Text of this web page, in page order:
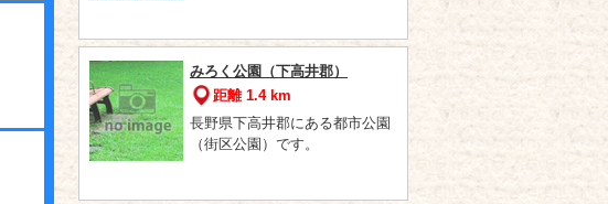
みろく公園（下高井郡）
距離 1.4 km
長野県下高井郡にある都市公園
（街区公園）です。